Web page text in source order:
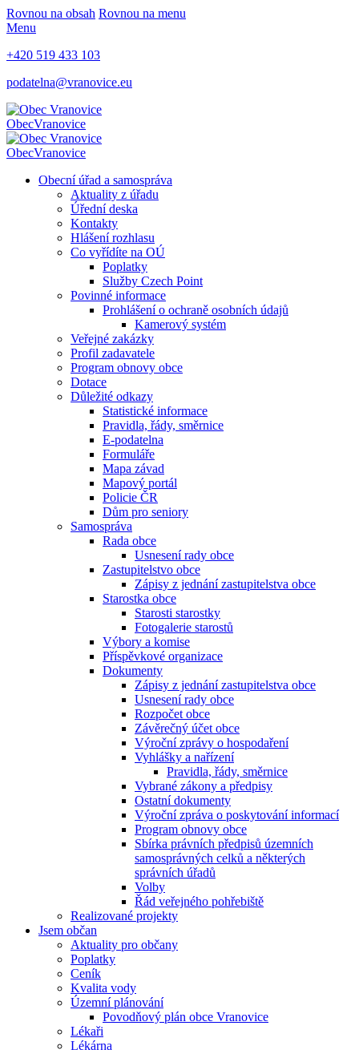
Rovnou na obsah Rovnou na menu
Menu
+420 519 433 103
podatelna@vranovice.eu
ObecVranovice
ObecVranovice
Obecní úřad a samospráva
Aktuality z úřadu
Úřední deska
Kontakty
Hlášení rozhlasu
Co vyřídíte na OÚ
Poplatky
Služby Czech Point
Povinné informace
Prohlášení o ochraně osobních údajů
Kamerový systém
Veřejné zakázky
Profil zadavatele
Program obnovy obce
Dotace
Důležité odkazy
Statistické informace
Pravidla, řády, směrnice
E-podatelna
Formuláře
Mapa závad
Mapový portál
Policie ČR
Dům pro seniory
Samospráva
Rada obce
Usnesení rady obce
Zastupitelstvo obce
Zápisy z jednání zastupitelstva obce
Starostka obce
Starosti starostky
Fotogalerie starostů
Výbory a komise
Příspěvkové organizace
Dokumenty
Zápisy z jednání zastupitelstva obce
Usnesení rady obce
Rozpočet obce
Závěrečný účet obce
Výroční zprávy o hospodaření
Vyhlášky a nařízení
Pravidla, řády, směrnice
Vybrané zákony a předpisy
Ostatní dokumenty
Výroční zpráva o poskytování informací
Program obnovy obce
Sbírka právních předpisů územních
samosprávných celků a některých
správních úřadů
Volby
Řád veřejného pohřebiště
Realizované projekty
Jsem občan
Aktuality pro občany
Poplatky
Ceník
Kvalita vody
Územní plánování
Povodňový plán obce Vranovice
Lékaři
Lékárna